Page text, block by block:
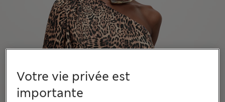
Votre vie privée est
importante